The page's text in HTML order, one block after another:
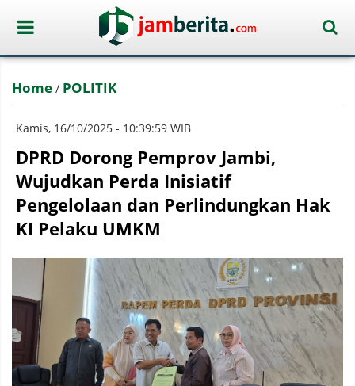
Home / POLITIK
Kamis, 16/10/2025 - 10:39:59 WIB
DPRD Dorong Pemprov Jambi,
Wujudkan Perda Inisiatif
Pengelolaan dan Perlindungkan Hak
KI Pelaku UMKM